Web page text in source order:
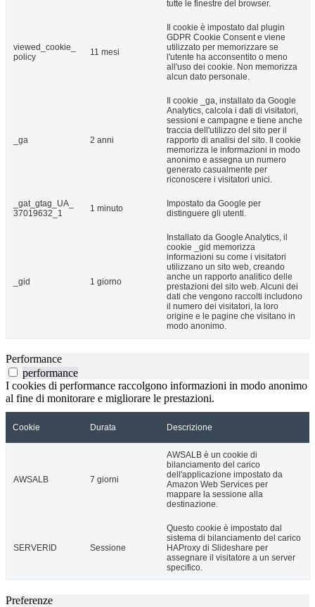
tutte le finestre del browser.
viewed_cookie_
policy
11 mesi
Il cookie è impostato dal plugin
GDPR Cookie Consent e viene
utilizzato per memorizzare se
l'utente ha acconsentito o meno
all'uso dei cookie. Non memorizza
alcun dato personale.
_ga 2 anni
Il cookie _ga, installato da Google
Analytics, calcola i dati di visitatori,
sessioni e campagne e tiene anche
traccia dell'utilizzo del sito per il
rapporto di analisi del sito. Il cookie
memorizza le informazioni in modo
anonimo e assegna un numero
generato casualmente per
riconoscere i visitatori unici.
_gat_gtag_UA_
37019632_1
1 minuto
Impostato da Google per
distinguere gli utenti.
_gid 1 giorno
Installato da Google Analytics, il
cookie _gid memorizza
informazioni su come i visitatori
utilizzano un sito web, creando
anche un rapporto analitico delle
prestazioni del sito web. Alcuni dei
dati che vengono raccolti includono
il numero dei visitatori, la loro
origine e le pagine che visitano in
modo anonimo.
Performance
performance
I cookies di performance raccolgono informazioni in modo anonimo
al fine di monitorare e migliorare le prestazioni.
Cookie Durata Descrizione
AWSALB 7 giorni
AWSALB è un cookie di
bilanciamento del carico
dell'applicazione impostato da
Amazon Web Services per
mappare la sessione alla
destinazione.
SERVERID Sessione
Questo cookie è impostato dal
sistema di bilanciamento del carico
HAProxy di Slideshare per
assegnare il visitatore a un server
specifico.
Preferenze